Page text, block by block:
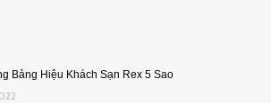
Bảng Hiệu Khách Sạn Rex 5 Sao